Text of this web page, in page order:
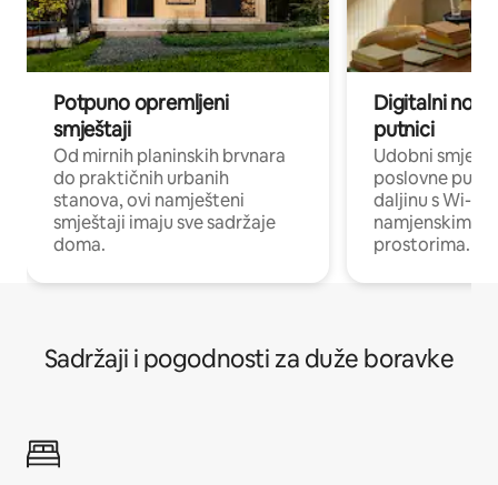
Potpuno opremljeni
smještaji
Od mirnih planinskih brvnara
do praktičnih urbanih
stanova, ovi namješteni
smještaji imaju sve sadržaje
doma.
Digitalni
putnici
Udobni
poslovne
daljinu s Wi-Fi
namjenskim
prostorima.
Sadržaji i pogodnosti za duže boravke